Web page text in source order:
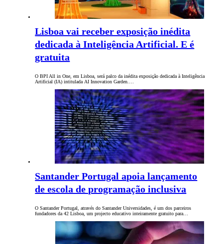
Lisboa vai receber exposição inédita
dedicada à Inteligência Artificial. E é
gratuita
O BPI All in One, em Lisboa, será palco da inédita exposição dedicada à Inteligência
Artificial (IA) intitulada AI Innovation Garden.…
Santander Portugal apoia lançamento
de escola de programação inclusiva
O Santander Portugal, através do Santander Universidades, é um dos parceiros
fundadores da 42 Lisboa, um projecto educativo inteiramente gratuito para…